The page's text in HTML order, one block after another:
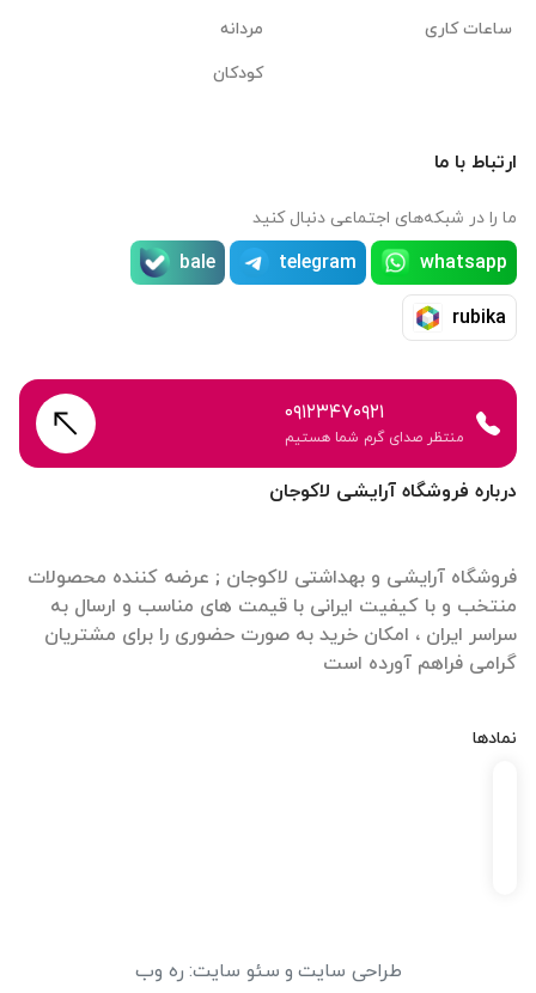
درباره فروشگاه آرایشی لاکوجان
فروشگاه آرایشی و بهداشتی لاکوجان ; عرضه کننده محصولات
منتخب و با کیفیت ایرانی با قیمت های مناسب و ارسال به
سراسر ایران ، امکان خرید به صورت حضوری را برای مشتریان
گرامی فراهم آورده است
نمادها
ساعات کاری
مردانه
کودکان
ارتباط با ما
ما را در شبکه‌های اجتماعی دنبال کنید
whatsapp
telegram
bale
rubika
۰۹۱۲۳۴۷۰۹۲۱
منتظر صدای گرم شما هستیم
طراحی سایت و سئو سایت: ره وب